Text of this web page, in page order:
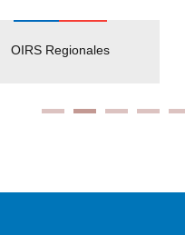
OIRS Regionales